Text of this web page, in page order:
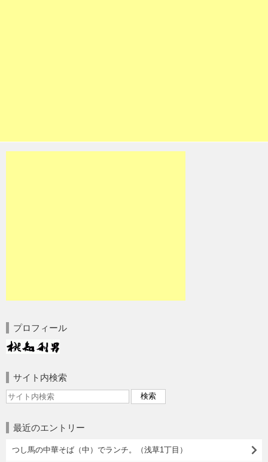
プロフィール
サイト内検索
最近のエントリー
つし馬の中華そば（中）でランチ。（浅草1丁目）